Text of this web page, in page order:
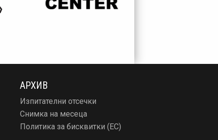
АРХИВ
Изпитателни отсечки
Снимка на месеца
Политика за бисквитки (ЕС)